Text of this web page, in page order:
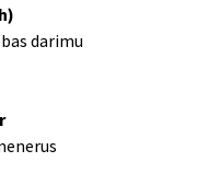
darimu